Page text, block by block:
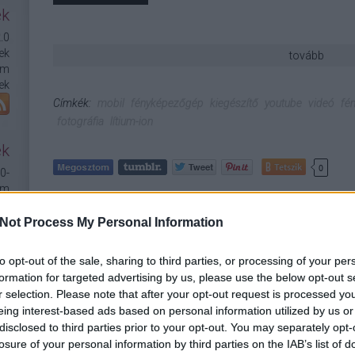
Process My Personal Information
opt-out of the sale, sharing to third parties, or processing of your
for targeted advertising by us, please use the below opt-out
selection. Please note that after your opt-out request is processed
interest-based ads based on personal information utilized by us
to third parties prior to your opt-out. You may separately
of your personal information by third parties on the IAB’s list of
2)
tovább
Címkék:
Tetszik 0
2017/07/12. -írta: Budai Petur
(Pletyka)
Csúcs szériás tükörnélküli gép